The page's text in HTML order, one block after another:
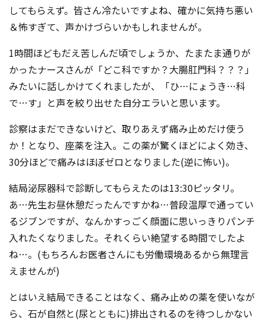
してもらえず。皆さん冷たいですよね、確かに気持ち悪い
＆怖すぎて、声かけづらいかもしれませんが。
1時間ほどもだえ苦しんだ頃でしょうか、たまたま通りが
かったナースさんが「どこ科ですか？大腸肛門科？？？」
みたいに話しかけてくれましたが、「ひ…にょうき…科
で…す」と声を絞り出せた自分エラいと思います。
診察はまだできないけど、取りあえず痛み止めだけ使う
か！となり、座薬を注入。この薬が驚くほどによく効き、
30分ほどで痛みはほぼゼロとなりました(逆に怖い)。
結局泌尿器科で診断してもらえたのは13:30ピッタリ。
あ…先生お昼休憩だったんですかね…普段温厚で通ってい
るジブンですが、なんかすっごく顔面に思いっきりパンチ
入れたくなりました。それくらい絶望する時間でしたよ
ね…。(もちろんお医者さんにも労働環境あるから無理言
えませんが)
とはいえ結局できることはなく、痛み止めの薬を使いなが
ら、石が自然と(尿とともに)排出されるのを待つしかない